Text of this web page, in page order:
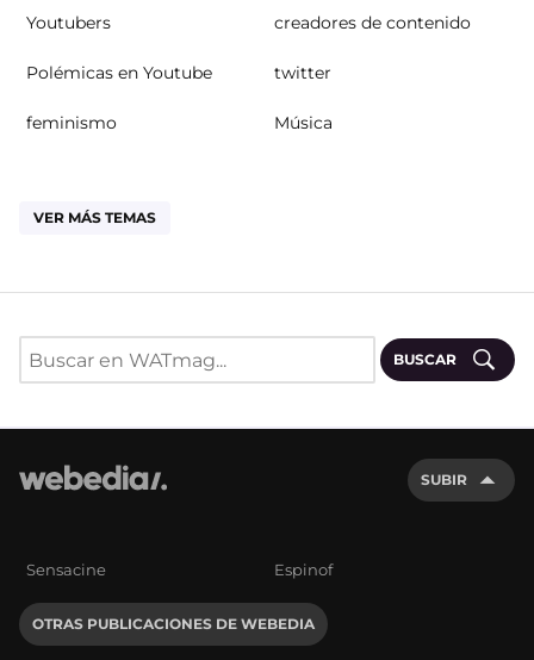
Youtubers creadores de contenido
Polémicas en Youtube twitter
feminismo Música
VER MÁS TEMAS
BUSCAR
SUBIR
Sensacine Espinof
OTRAS PUBLICACIONES DE WEBEDIA